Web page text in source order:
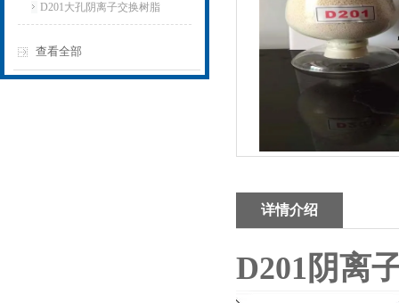
D201大孔阴离子交换树脂
查看全部
详情介绍
D201阴离